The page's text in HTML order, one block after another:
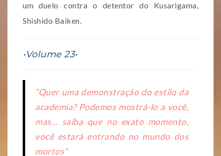
um duelo contra o detentor do Kusarigama,
Shishido Baiken.
•Volume 23•
“Quer uma demonstração do estilo da
academia? Podemos mostrá-lo a você,
mas… saiba que no exato momento,
você estará entrando no mundo dos
mortos”